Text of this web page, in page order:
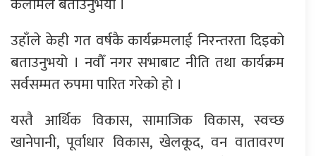
उहाँले केही गत वर्षकै कार्यक्रमलाई निरन्तरता दिइको
बताउनुभयो । नवौँ नगर सभाबाट नीति तथा कार्यक्रम
सर्वसम्मत रुपमा पारित गरेको हो ।
यस्तै आर्थिक विकास, सामाजिक विकास, स्वच्छ
खानेपानी, पूर्वाधार विकास, खेलकूद, वन वातावरण